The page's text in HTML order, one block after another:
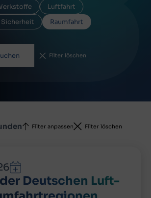
Luftfahrt
Raumfahrt
Filter löschen
Filter anpassen Filter löschen
Deutschen Luft-